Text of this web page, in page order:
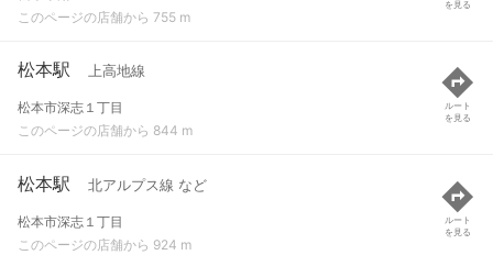
このページの店舗から 755 m
を見る
松本駅 上高地線
松本市深志１丁目
このページの店舗から 844 m
ルート
を見る
松本駅 北アルプス線 など
松本市深志１丁目
このページの店舗から 924 m
ルート
を見る